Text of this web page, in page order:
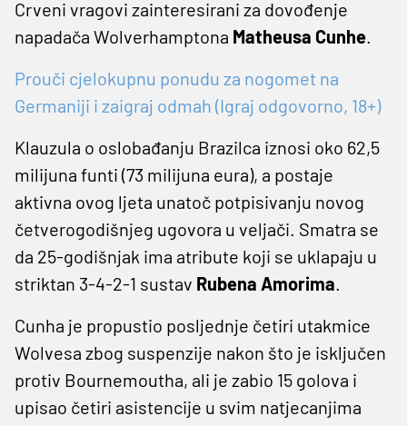
Crveni vragovi zainteresirani za dovođenje
napadača Wolverhamptona Matheusa Cunhe.
Prouči cjelokupnu ponudu za nogomet na
Germaniji i zaigraj odmah (Igraj odgovorno, 18+)
Klauzula o oslobađanju Brazilca iznosi oko 62,5
milijuna funti (73 milijuna eura), a postaje
aktivna ovog ljeta unatoč potpisivanju novog
četverogodišnjeg ugovora u veljači. Smatra se
da 25-godišnjak ima atribute koji se uklapaju u
striktan 3-4-2-1 sustav Rubena Amorima.
Cunha je propustio posljednje četiri utakmice
Wolvesa zbog suspenzije nakon što je isključen
protiv Bournemoutha, ali je zabio 15 golova i
upisao četiri asistencije u svim natjecanjima